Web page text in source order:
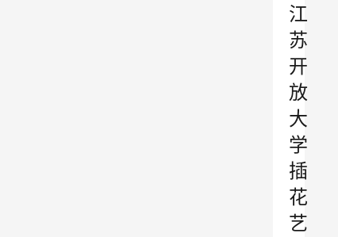
江
苏
开
放
大
学
插
花
艺